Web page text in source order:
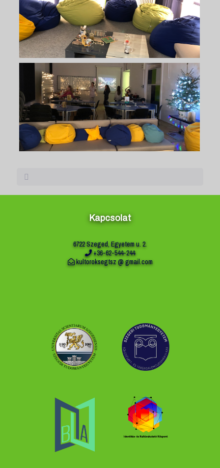
Kapcsolat
6722 Szeged, Egyetem u. 2.
+36-62-544-244
kultoroksegtsz @ gmail.com